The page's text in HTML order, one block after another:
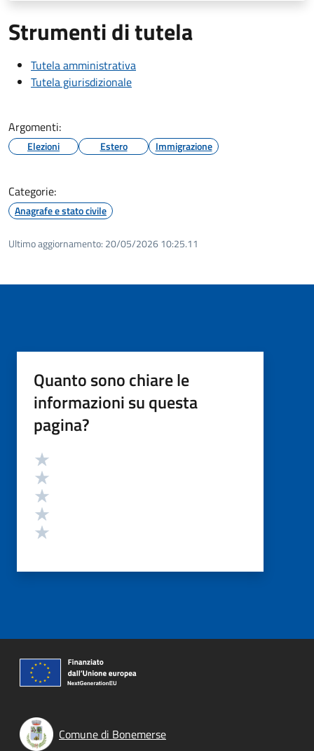
Strumenti di tutela
Tutela amministrativa
Tutela giurisdizionale
Argomenti:
Elezioni Estero Immigrazione
Categorie:
Anagrafe e stato civile
Ultimo aggiornamento: 20/05/2026 10:25.11
Quanto sono chiare le
informazioni su questa
pagina?
Valutazione
Comune di Bonemerse